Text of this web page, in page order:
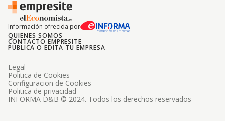
Información ofrecida por
QUIENES SOMOS
CONTACTO EMPRESITE
PUBLICA O EDITA TU EMPRESA
INFORMA D&B © 2024. Todos los derechos reservados
Legal
Politica de Cookies
Configuracion de Cookies
Politica de privacidad